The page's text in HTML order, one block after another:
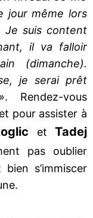
jour même lors
Je suis content
il va falloir
(dimanche).
je serai prêt
Rendez-vous
pour assister à
et Tadej
pas oublier
s’immiscer